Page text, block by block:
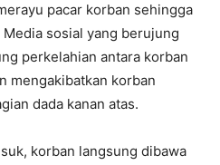
pacar korban sehingga
sosial yang berujung
perkelahian antara korban
mengakibatkan korban
dada kanan atas.
korban langsung dibawa